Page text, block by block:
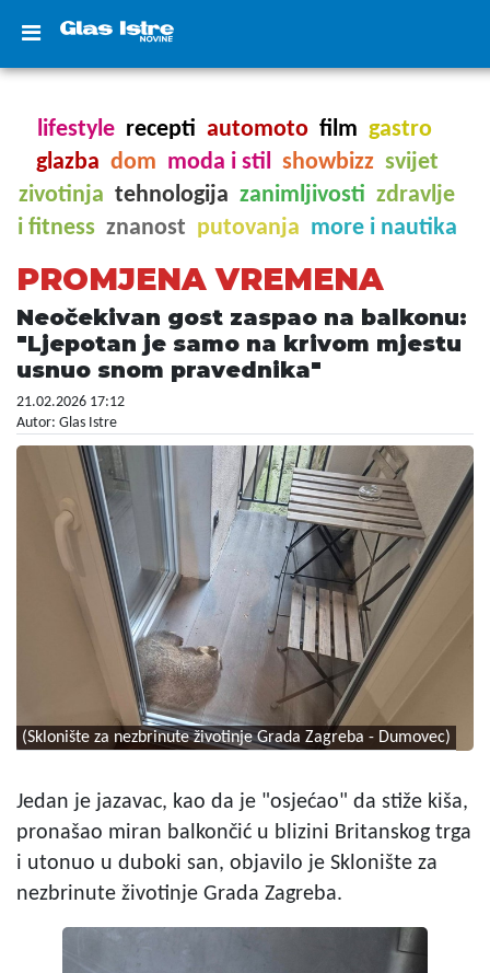
lifestyle recepti automoto film gastro
glazba dom moda i stil showbizz svijet
zivotinja tehnologija zanimljivosti zdravlje
i fitness znanost putovanja more i nautika
PROMJENA VREMENA
Neočekivan gost zaspao na balkonu:
"Ljepotan je samo na krivom mjestu
usnuo snom pravednika"
21.02.2026 17:12
Autor: Glas Istre
(Sklonište za nezbrinute životinje Grada Zagreba - Dumovec)
Jedan je jazavac, kao da je "osjećao" da stiže kiša,
pronašao miran balkončić u blizini Britanskog trga
i utonuo u duboki san, objavilo je Sklonište za
nezbrinute životinje Grada Zagreba.